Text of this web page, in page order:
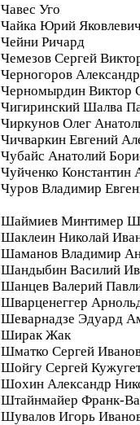
Чавес Уго
Чайка Юрий
Чейни Ричард
Чемезов Сергей
Черногоров
Черномырдин Виктор
Чигиринский Шалва
Чиркунов Олег
Чичваркин Евгений
Чубайс Анатолий
Чуйченко Константин
Чуров Владимир
Шаймиев Минтимер
Шаклеин Николай
Шаманов Владимир
Шандыбин Василий
Шанцев Валерий
Шварценеггер
Шеварнадзе Эдуард
Ширак Жак
Шматко Сергей
Шойгу Сергей
Шохин Александр
Штайнмайер Франк-
Шувалов Игорь